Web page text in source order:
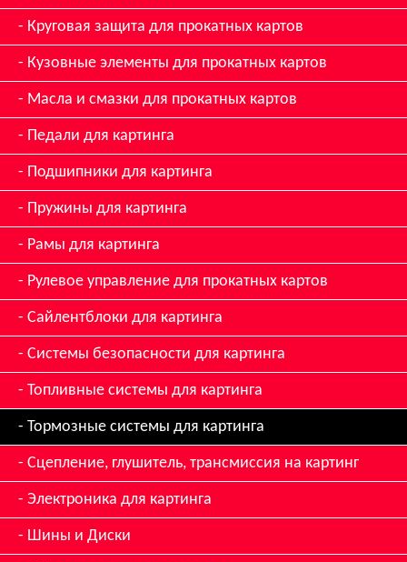
Круговая защита для прокатных картов
Кузовные элементы для прокатных картов
Масла и смазки для прокатных картов
Педали для картинга
Подшипники для картинга
Пружины для картинга
Рамы для картинга
Рулевое управление для прокатных картов
Сайлентблоки для картинга
Системы безопасности для картинга
Топливные системы для картинга
Тормозные системы для картинга
Сцепление, глушитель, трансмиссия на картинг
Электроника для картинга
Шины и Диски